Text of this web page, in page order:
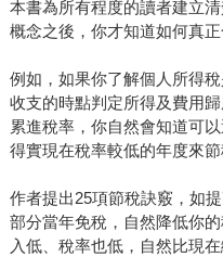
本書為所有程度的讀者建立
概念之後，你才知道如何真正
例如，如果你了解個人所得
收支的時點判定所得及費用
累進稅率，你自然會知道可
得實現在稅率較低的年度來節
作者提出25項節稅訣竅，如
部分當年免稅，自然降低你
入低、稅率也低，自然比現